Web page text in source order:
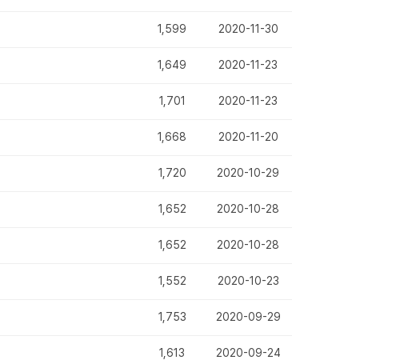
1,599 2020-11-30
1,649 2020-11-23
1,701 2020-11-23
1,668 2020-11-20
1,720 2020-10-29
1,652 2020-10-28
1,652 2020-10-28
1,552 2020-10-23
1,753 2020-09-29
1,613 2020-09-24